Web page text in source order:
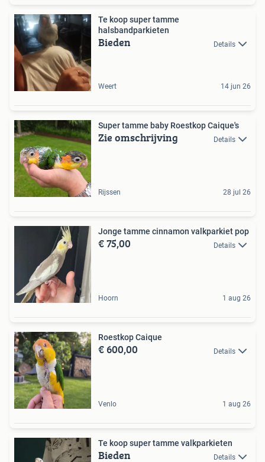
Te koop super tamme
halsbandparkieten
Bieden Details
Weert 14 jun 26
Super tamme baby Roestkop Caique's
Zie omschrijving Details
Rijssen 28 jul 26
Jonge tamme cinnamon valkparkiet pop
€ 75,00 Details
Hoorn 1 aug 26
Roestkop Caique
€ 600,00 Details
Venlo 1 aug 26
Te koop super tamme valkparkieten
Bieden Details